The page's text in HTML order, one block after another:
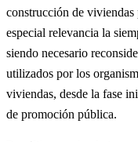
construcción de viviendas
especial relevancia la
siendo necesario
utilizados por los
viviendas, desde la fase
de promoción pública.